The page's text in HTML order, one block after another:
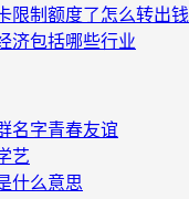
限制额度了怎么转出钱
济包括哪些行业
名字青春友谊
艺
什么意思